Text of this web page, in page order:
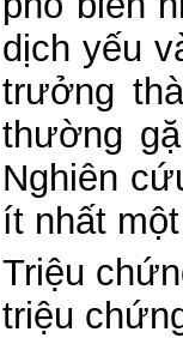
dịch yếu
trưởng
thường
Nghiên
ít nhất
Triệu
triệu